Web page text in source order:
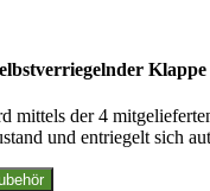
mittels der 4
und entriegelt sich